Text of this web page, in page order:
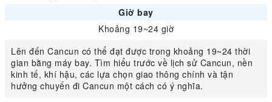
Giờ bay
Khoảng 19~24 giờ
Lên đến Cancun có thể đạt được trong khoảng 19~24 thời
gian bằng máy bay. Tìm hiểu trước về lịch sử Cancun, nền
kinh tế, khí hậu, các lựa chọn giao thông chính và tận
hưởng chuyến đi Cancun một cách có ý nghĩa.